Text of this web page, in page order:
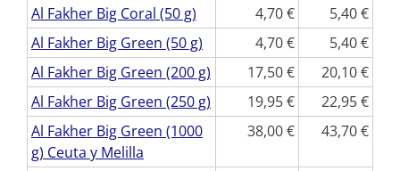
Al Fakher Big Coral (50 g) 4,70
5,40
Al Fakher Big Green (50 g)
4,70
5,40
Al Fakher Big Green (200 g)
17,50
20,10
Al Fakher Big Green (250 g)
19,95
22,95
Al Fakher Big Green (1000
g) Ceuta y Melilla
38,00 43,70